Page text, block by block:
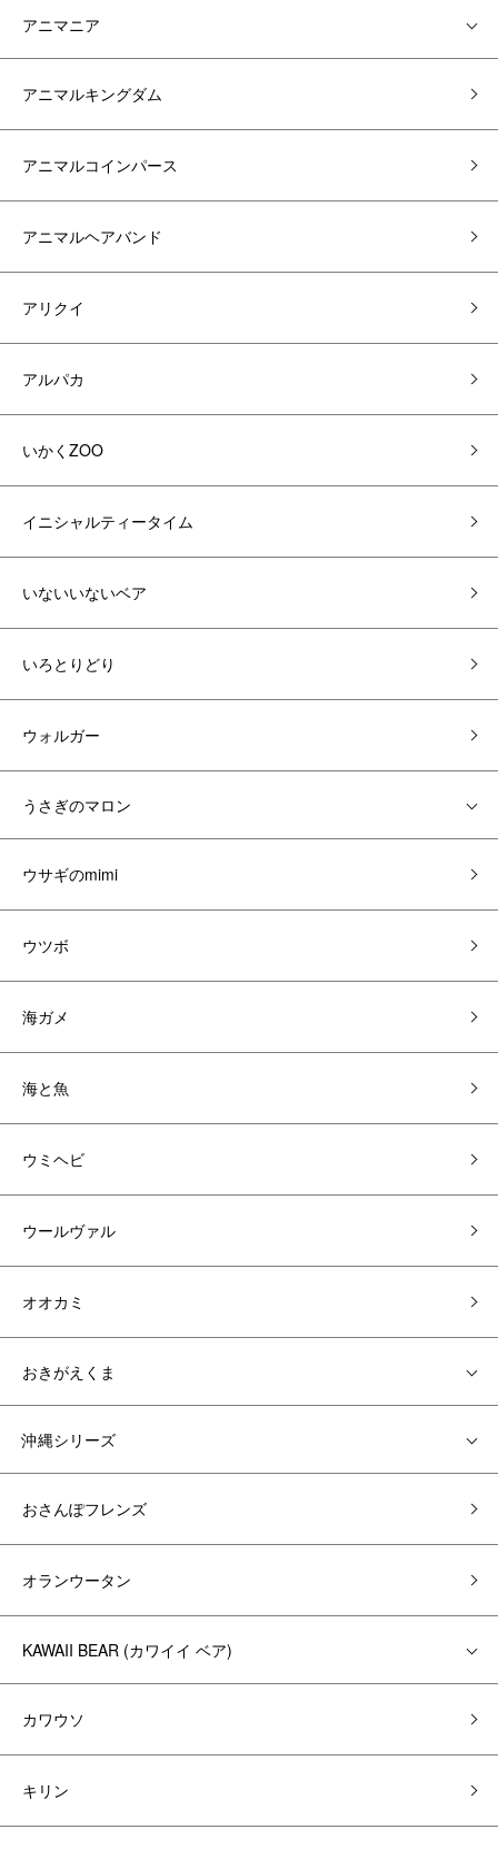
アニマニア
アニマルキングダム
アニマルコインパース
アニマルヘアバンド
アリクイ
アルパカ
いかくZOO
イニシャルティータイム
いないいないベア
いろとりどり
ウォルガー
うさぎのマロン
ウサギのmimi
ウツボ
海ガメ
海と魚
ウミヘビ
ウールヴァル
オオカミ
おきがえくま
沖縄シリーズ
おさんぽフレンズ
オランウータン
KAWAII BEAR (カワイイ ベア)
カワウソ
キリン